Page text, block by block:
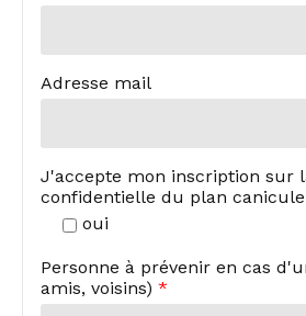
Adresse mail
J'accepte mon inscription sur
confidentielle du plan canicule
oui
Personne à prévenir en cas
amis, voisins) *